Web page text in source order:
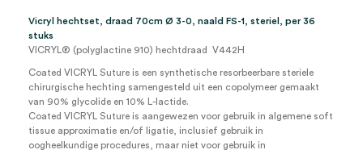
aantal
Vicryl hechtset, draad 70cm Ø 3-0, naald FS-1, steriel, per 36
stuks
VICRYL® (polyglactine 910) hechtdraad V442H
Coated VICRYL Suture is een synthetische resorbeerbare steriele
chirurgische hechting samengesteld uit een copolymeer gemaakt
van 90% glycolide en 10% L-lactide.
Coated VICRYL Suture is aangewezen voor gebruik in algemene soft
tissue approximatie en/of ligatie, inclusief gebruik in
oogheelkundige procedures, maar niet voor gebruik in